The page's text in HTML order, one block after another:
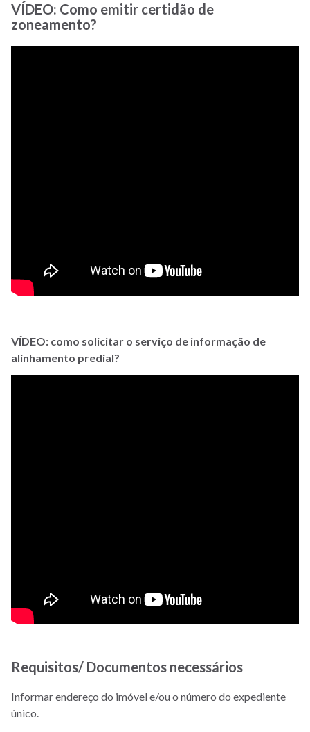
VÍDEO: Como emitir certidão de
zoneamento?
VÍDEO: como solicitar o serviço de informação de
alinhamento predial?
Requisitos/ Documentos necessários
Informar endereço do imóvel e/ou o número do expediente
único.